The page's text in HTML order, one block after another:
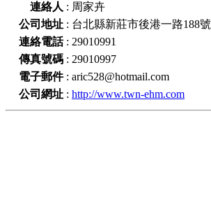
連絡人 : 周家卉
公司地址 : 台北縣新莊市後港一路188號
連絡電話: 29010991
傳真號碼 : 29010997
電子郵件: aric528@hotmail.com
公司網址 : http://www.twn-ehm.com